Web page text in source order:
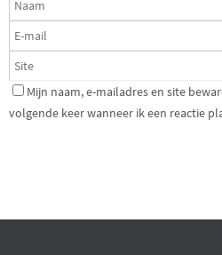
Mijn naam, e-mailadres en site
volgende keer wanneer ik een reactie